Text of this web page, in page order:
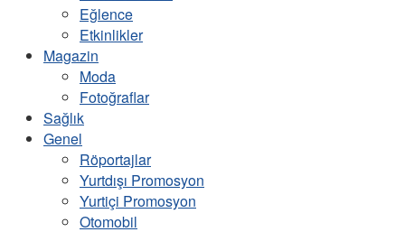
Eğlence
Etkinlikler
Magazin
Moda
Fotoğraflar
Sağlık
Genel
Röportajlar
Yurtdışı Promosyon
Yurtiçi Promosyon
Otomobil